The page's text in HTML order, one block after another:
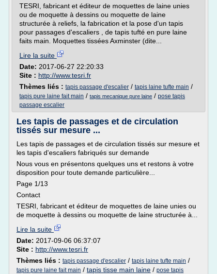
TESRI, fabricant et éditeur de moquettes de laine unies
ou de moquette à dessins ou moquette de laine
structurée à reliefs, la fabrication et la pose d'un tapis
pour passages d'escaliers , de tapis tufté en pure laine
faits main. Moquettes tissées Axminster (dite...
Lire la suite
Date: 2017-06-27 22:20:33
Site : http://www.tesri.fr
Thèmes liés : tapis passage d'escalier / tapis laine tufte main /
tapis pure laine fait main / tapis mecanique pure laine / pose tapis
passage escalier
Les tapis de passages et de circulation
tissés sur mesure ...
Les tapis de passages et de circulation tissés sur mesure et
les tapis d'escaliers fabriqués sur demande
Nous vous en présentons quelques uns et restons à votre
disposition pour toute demande particulière...
Page 1/13
Contact
TESRI, fabricant et éditeur de moquettes de laine unies ou
de moquette à dessins ou moquette de laine structurée à...
Lire la suite
Date: 2017-09-06 06:37:07
Site : http://www.tesri.fr
Thèmes liés : tapis passage d'escalier / tapis laine tufte main /
tapis pure laine fait main / tapis tisse main laine / pose tapis